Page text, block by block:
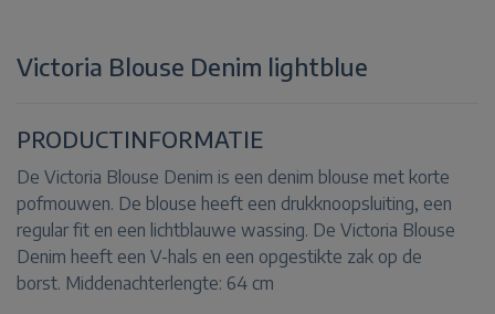
Victoria Blouse Denim lightblue
PRODUCTINFORMATIE
De Victoria Blouse Denim is een denim blouse met korte
pofmouwen. De blouse heeft een drukknoopsluiting, een
regular fit en een lichtblauwe wassing. De Victoria Blouse
Denim heeft een V-hals en een opgestikte zak op de
borst. Middenachterlengte: 64 cm